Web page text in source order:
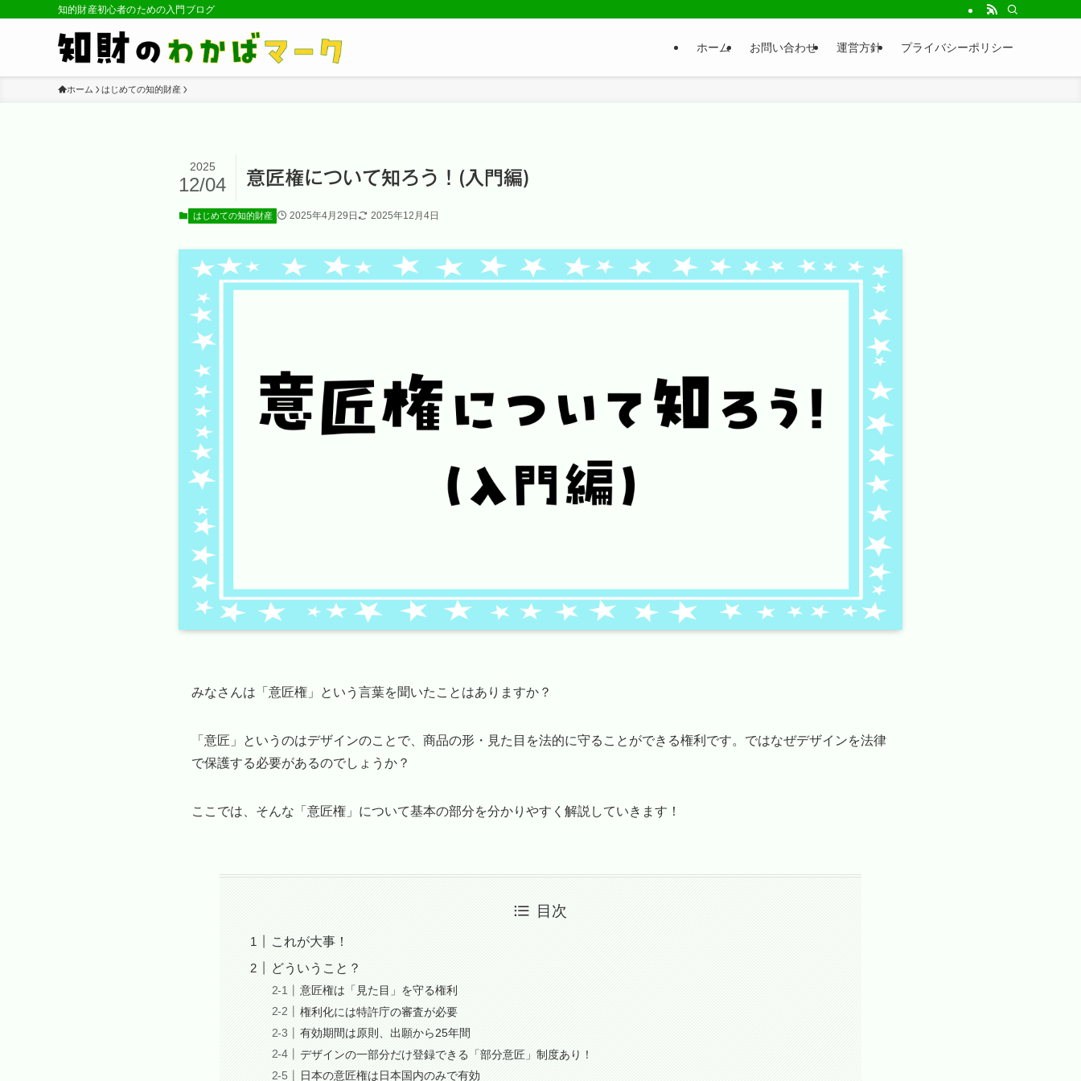
知的財産初心者のための入門ブログ
ホーム お問い合わせ 運営方針 プライバシーポリシー
ホーム はじめての知的財産
意匠権について知ろう！(入門編)
2025
12/04
はじめての知的財産 2025年4月29日 2025年12月4日
みなさんは「意匠権」という言葉を聞いたことはありますか？
「意匠」というのはデザインのことで、商品の形・見た目を法的に守ることができる権利です。ではなぜデザインを法律
で保護する必要があるのでしょうか？
ここでは、そんな「意匠権」について基本の部分を分かりやすく解説していきます！
目次
これが大事！
どういうこと？
意匠権は「見た目」を守る権利
権利化には特許庁の審査が必要
有効期間は原則、出願から25年間
デザインの一部分だけ登録できる「部分意匠」制度あり！
日本の意匠権は日本国内のみで有効